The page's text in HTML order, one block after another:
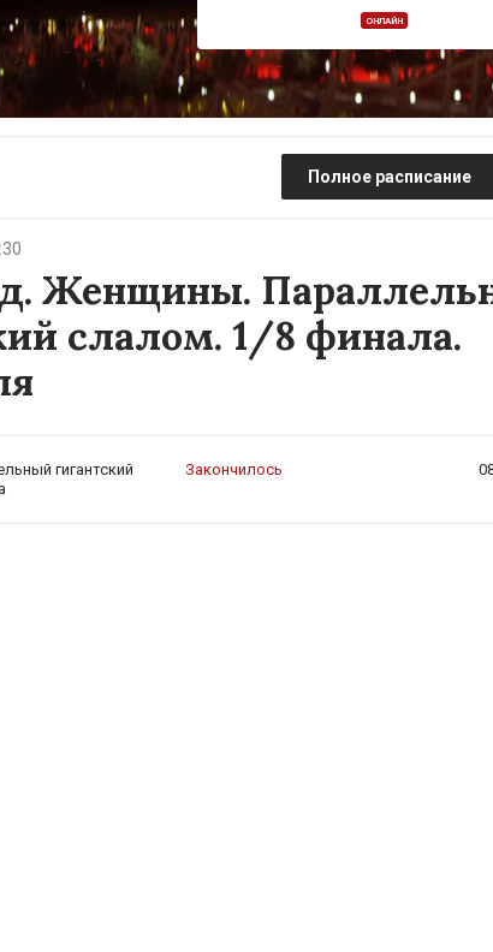
ОНЛАЙН
Полное расписание
Женщины.
слалом. 1/8 финала.
гигантский
Закончилось